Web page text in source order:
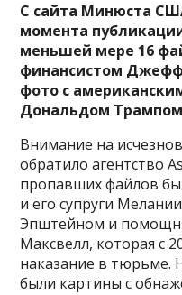
С сайта Минюста
момента
меньшей мере 16
финансистом
фото с
Дональдом
Внимание на
обратило агентство
пропавших файлов
и его супруги
Эпштейном и
Максвелл, которая с
наказание в тюрьме.
были картины с